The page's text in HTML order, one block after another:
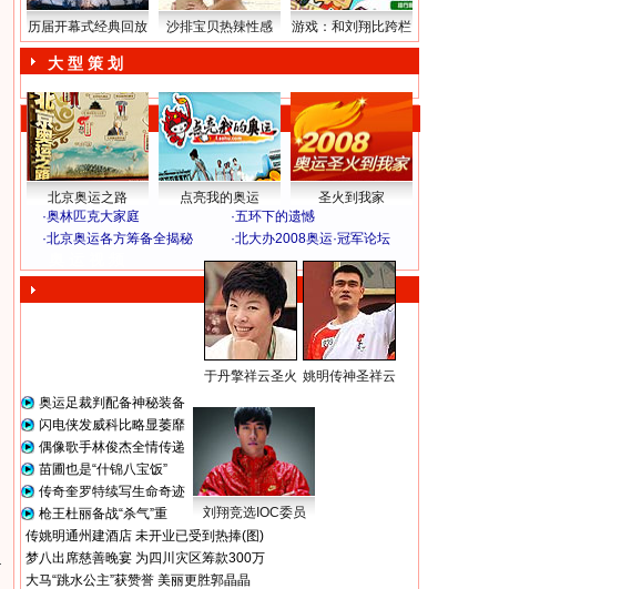
历届开幕式经典回放 沙排宝贝热辣性感 游戏：和刘翔比跨栏
大 型 策 划
北京奥运之路 点亮我的奥运
圣火到我家
·奥林匹克大家庭 ·五环下的遗憾
·北京奥运各方筹备全揭秘 ·北大办2008奥运·冠军论坛
于丹擎祥云圣火 姚明传神圣祥云
奥运足裁判配备神秘装备
闪电侠发威科比略显萎靡
偶像歌手林俊杰全情传递
苗圃也是“什锦八宝饭”
传奇奎罗特续写生命奇迹
枪王杜丽备战“杀气”重
刘翔竞选IOC委员
传姚明通州建酒店 未开业已受到热捧(图)
梦八出席慈善晚宴 为四川灾区筹款300万
大马“跳水公主”获赞誉 美丽更胜郭晶晶